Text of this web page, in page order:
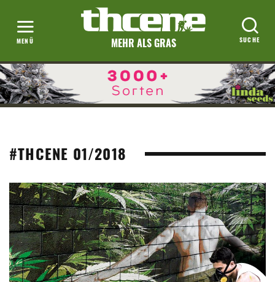
MEHR ALS GRAS
#THCENE 01/2018